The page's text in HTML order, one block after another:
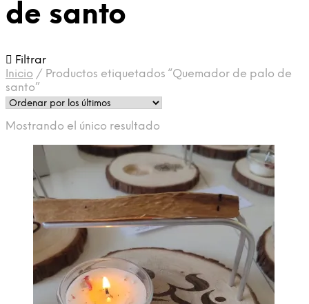
de santo
Filtrar
Inicio / Productos etiquetados “Quemador de palo de
santo”
Mostrando el único resultado